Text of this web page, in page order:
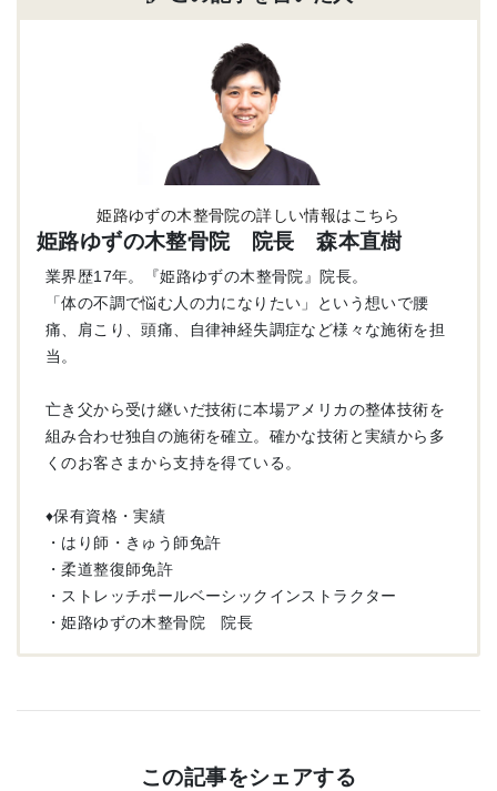
姫路ゆずの木整骨院の詳しい情報はこちら
姫路ゆずの木整骨院 院長 森本直樹
業界歴17年。『姫路ゆずの木整骨院』院長。
「体の不調で悩む人の力になりたい」という想いで腰
痛、肩こり、頭痛、自律神経失調症など様々な施術を担
当。
亡き父から受け継いだ技術に本場アメリカの整体技術を
組み合わせ独自の施術を確立。確かな技術と実績から多
くのお客さまから支持を得ている。
♦︎保有資格・実績
・はり師・きゅう師免許
・柔道整復師免許
・ストレッチポールベーシックインストラクター
・姫路ゆずの木整骨院 院長
この記事をシェアする